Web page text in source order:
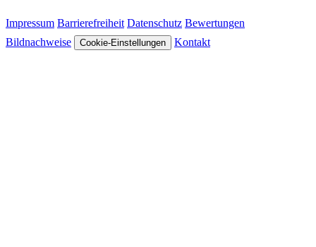
Impressum Barrierefreiheit Datenschutz Bewertungen
Bildnachweise
Cookie-Einstellungen Kontakt